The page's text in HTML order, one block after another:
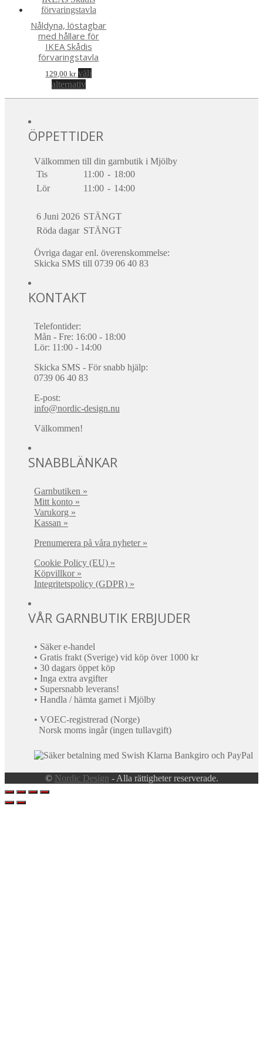
produktsidan
Nåldyna, löstagbar
med hållare för
IKEA Skådis
förvaringstavla
129,00kr välj
alternativDen
varianter.
olika
alternativen
kan
väljas
produktsidan
ÖPPETTIDER
Välkommen till din garnbutik i Mjölby
Tis
11:00 - 18:00
Lör
11:00 - 14:00
6 Juni 2026 STÄNGT
Röda dagar STÄNGT
Övriga dagar enl. överenskommelse:
Skicka SMS till 0739 06 40 83
KONTAKT
Telefontider:
Mån - Fre: 16:00 - 18:00
Lör: 11:00 - 14:00
Skicka SMS - För snabb hjälp:
0739 06 40 83
E-post:
info@nordic-design.nu
Välkommen!
SNABBLÄNKAR
Garnbutiken »
Mitt konto »
Varukorg »
Kassan »
Prenumerera på våra nyheter »
Cookie Policy (EU) »
Köpvillkor »
Integritetspolicy (GDPR) »
VÅR GARNBUTIK ERBJUDER
• Säker e-handel
• Gratis frakt (Sverige) vid köp över 1000 kr
• 30 dagars öppet köp
• Inga extra avgifter
• Supersnabb leverans!
• Handla / hämta garnet i Mjölby
• VOEC-registrerad (Norge)
Norsk moms ingår (ingen tullavgift)
© Nordic Design - Alla rättigheter reserverade.